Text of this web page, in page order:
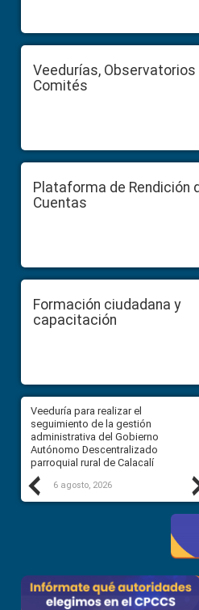
Veedurías, Observatorios
Comités
Plataforma de Rendición
Cuentas
Formación ciudadana y
capacitación
Previous
Veeduría para realizar el
seguimiento de la gestión
administrativa del Gobierno
Autónomo Descentralizado
parroquial rural de Calacalí
6 agosto, 2026